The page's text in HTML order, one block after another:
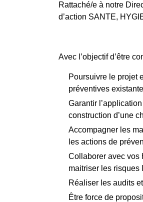
Rattaché/e à notre
d’action SANTE,
Avec l’objectif d’être
Poursuivre le projet
préventives
Garantir
construction d’une
Accompagner les
les actions de
Collaborer avec vos
maitriser les risques
Réaliser les audits
Être force de